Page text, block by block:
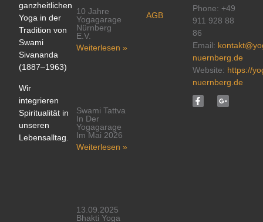
ganzheitlichen
Yoga in der
Tradition von
Swami
Sivananda
(1887–1963)
Wir
integrieren
Spiritualität in
unseren
Lebensalltag.
10 Jahre
Yogagarage
Nürnberg
E.V.
Weiterlesen »
Swami Tattva
In Der
Yogagarage
Im Mai 2026
Weiterlesen »
13.09.2025
Bhakti Yoga
AGB
Phone: +49
911 928 88
86
Email:
nuernberg.de
Website: https://
nuernberg.de